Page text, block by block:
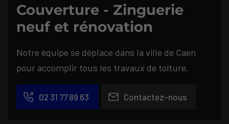
Couverture - Zinguerie
neuf et rénovation
Notre équipe se déplace dans la ville de Caen
pour accomplir tous les travaux de toiture.
02 31 77 89 63 Contactez-nous